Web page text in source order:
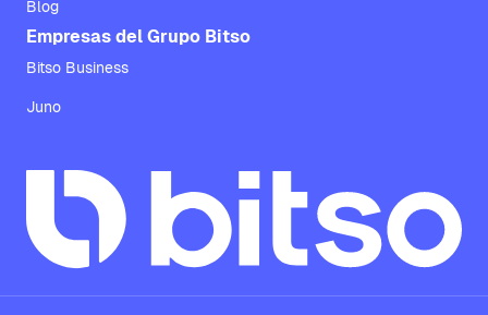
Blog
Empresas del Grupo Bitso
Bitso Business
Juno